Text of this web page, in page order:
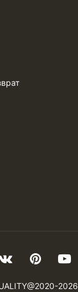
2026